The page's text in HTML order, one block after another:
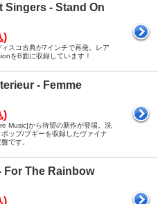
Singers - Stand On
)
スコ古典が7インチで再発。レア
をB面に収録しています！
- Femme
)
Music]から待望の新作が登場。洗
ップ/ブギーを収録したヴァイナ
です。
For The Rainbow
)